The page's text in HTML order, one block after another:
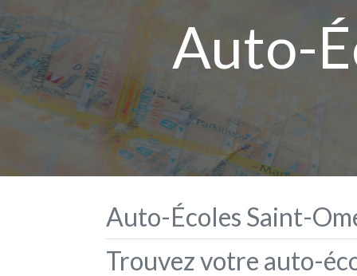
Auto-
Auto-Écoles Saint-
Trouvez votre auto-